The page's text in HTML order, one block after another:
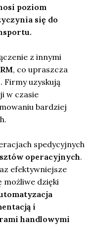
poziom
się do
z innymi
, co upraszcza
Firmy uzyskują
w czasie
bardziej
spedycyjnych
operacyjnych.
efektywniejsze
możliwe dzięki
i
handlowymi